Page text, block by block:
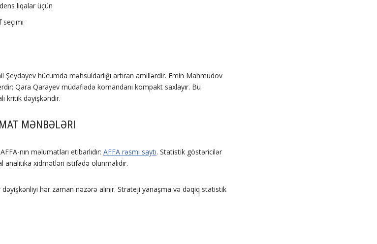
liqalar üçün
seçimi
hücumda məhsuldarlığı artıran amillərdir. Emin Mahmudov
Qara Qarayev müdafiədə komandanı kompakt saxlayır. Bu
kritik dəyişkəndir.
MƏNBƏLƏRI
nın məlumatları etibarlıdır: AFFA rəsmi saytı. Statistik göstəricilər
xidmətləri istifadə olunmalıdır.
hər zaman nəzərə alınır. Strateji yanaşma və dəqiq statistik